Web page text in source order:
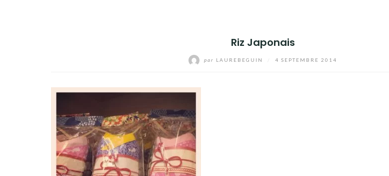
Riz Japonais
par LAUREBEGUIN 4 SEPTEMBRE 2014